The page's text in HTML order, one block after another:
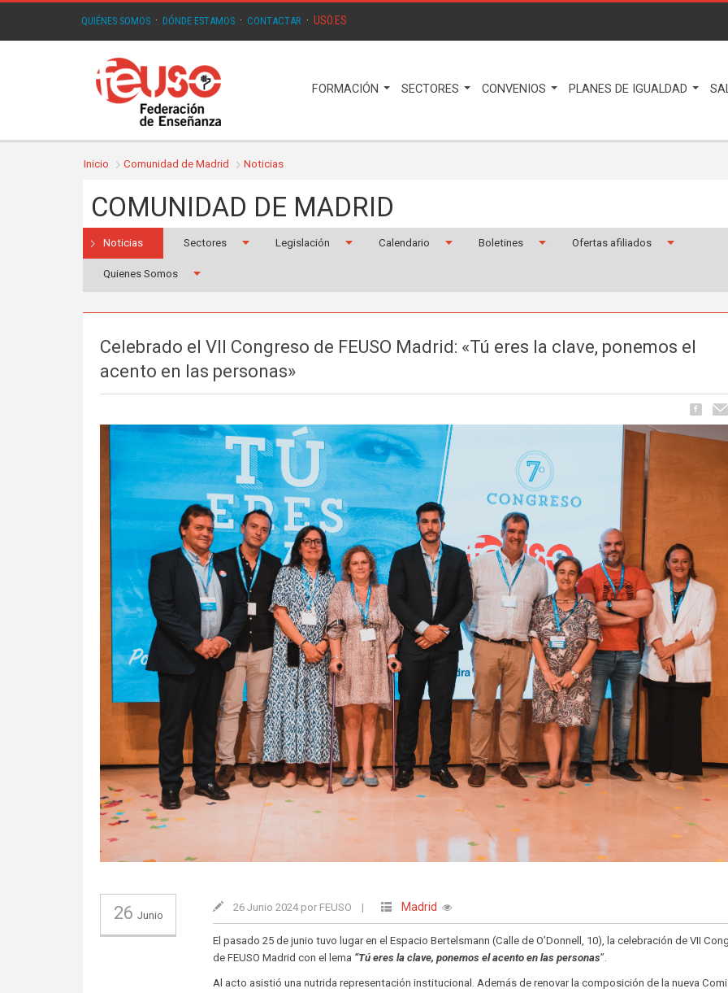
QUIÉNES SOMOS · DÓNDE ESTAMOS · CONTACTAR · USO.ES
FORMACIÓN SECTORES CONVENIOS PLANES DE IGUALDAD
Inicio Comunidad de Madrid Noticias
COMUNIDAD DE MADRID
Noticias Sectores Legislación Calendario Boletines Ofertas afiliados
Quienes Somos
Celebrado el VII Congreso de FEUSO Madrid: «Tú eres la clave, ponemos el
acento en las personas»
26 Junio
26 Junio 2024 por FEUSO | Madrid
El pasado 25 de junio tuvo lugar en el Espacio Bertelsmann (Calle de O’Donnell, 10), la celebración de VII
de FEUSO Madrid con el lema “Tú eres la clave, ponemos el acento en las personas”.
Al acto asistió una nutrida representación institucional. Además de renovar la composición de la nueva